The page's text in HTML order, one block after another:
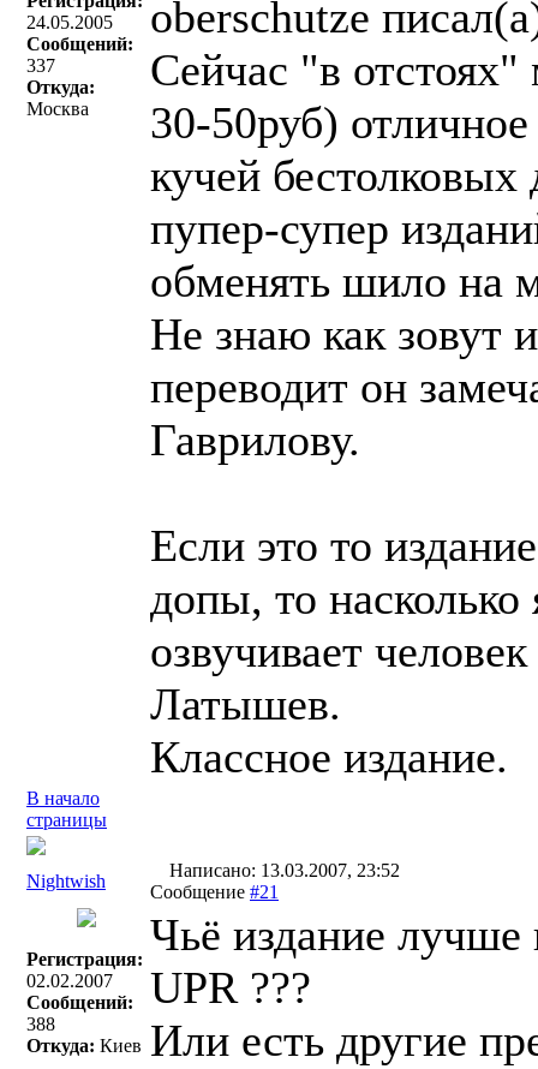
24.05.2005
Сообщений:
337
Откуда:
Москва
oberschutze
Сейчас "в
30-50руб)
кучей
пупер-супер
обменять шило на
Не знаю как зовут
переводит он
Гаврилову.
Если это то
допы, то
озвучивает
Латышев.
Классное издание.
В начало
страницы
Nightwish
Написано: 13.03.2007, 23:52
Сообщение #21
Регистрация:
02.02.2007
Сообщений:
388
Откуда: Киев
Чьё издание
UPR ???
Или есть другие